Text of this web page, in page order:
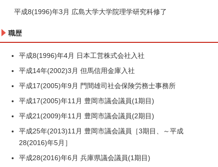
平成8(1996)年3月 広島大学大学院理学研究科修了
職歴
平成8(1996)年4月 日本工営株式会社入社
平成14年(2002)3月 但馬信用金庫入社
平成17(2005)年9月 門間雄司社会保険労務士事務所
平成17(2005)年11月 豊岡市議会議員(1期目)
平成21(2009)年11月 豊岡市議会議員(2期目)
平成25年(2013)11月 豊岡市議会議員［3期目、～平成
28(2016)年5月］
平成28(2016)年6月 兵庫県議会議員(1期目)